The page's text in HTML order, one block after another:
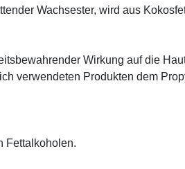
Wachsester, wird aus
Wirkung auf die
verwendeten Produkten dem
Fettalkoholen.